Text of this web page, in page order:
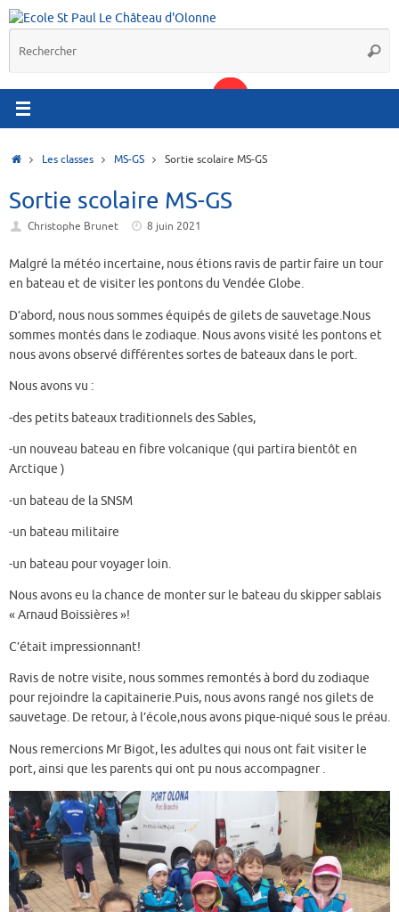
Passer
au
contenu
AccueilLes classes MS-GS Sortie scolaire MS-GS
Sortie scolaire MS-GS
Christophe Brunet 8 juin 2021
Malgré la météo incertaine, nous étions ravis de partir faire un tour
en bateau et de visiter les pontons du Vendée Globe.
D’abord, nous nous sommes équipés de gilets de sauvetage.Nous
sommes montés dans le zodiaque. Nous avons visité les pontons et
nous avons observé différentes sortes de bateaux dans le port.
Nous avons vu :
-des petits bateaux traditionnels des Sables,
-un nouveau bateau en fibre volcanique (qui partira bientôt en
Arctique )
-un bateau de la SNSM
-un bateau militaire
-un bateau pour voyager loin.
Nous avons eu la chance de monter sur le bateau du skipper sablais
« Arnaud Boissières »!
C’était impressionnant!
Ravis de notre visite, nous sommes remontés à bord du zodiaque
pour rejoindre la capitainerie.Puis, nous avons rangé nos gilets de
sauvetage. De retour, à l’école,nous avons pique-niqué sous le préau.
Nous remercions Mr Bigot, les adultes qui nous ont fait visiter le
port, ainsi que les parents qui ont pu nous accompagner .